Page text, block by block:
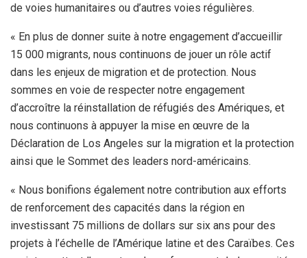
de voies humanitaires ou d’autres voies régulières.
« En plus de donner suite à notre engagement d’accueillir
15 000 migrants, nous continuons de jouer un rôle actif
dans les enjeux de migration et de protection. Nous
sommes en voie de respecter notre engagement
d’accroître la réinstallation de réfugiés des Amériques, et
nous continuons à appuyer la mise en œuvre de la
Déclaration de Los Angeles sur la migration et la protection
ainsi que le Sommet des leaders nord-américains.
« Nous bonifions également notre contribution aux efforts
de renforcement des capacités dans la région en
investissant 75 millions de dollars sur six ans pour des
projets à l’échelle de l’Amérique latine et des Caraïbes. Ces